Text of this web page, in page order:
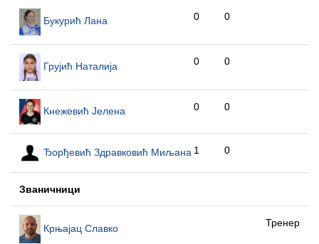
Букурић Лана 0 0
Грујић Наталија 0 0
Кнежевић Јелена 0 0
Ђорђевић Здравковић Миљана 1 0
Званичници
Крњајац Славко Тренер